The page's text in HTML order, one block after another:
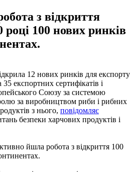
з відкриття
100 нових ринків
12 нових ринків для експорту
експортних сертифікатів і
Союзу за системою
за виробництвом риби і рибних
з нього, повідомляє
безпеки харчових продуктів і
йшла робота з відкриття 100